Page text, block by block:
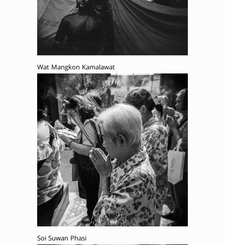
Wat Mangkon Kamalawat
Soi Suwan Phasi